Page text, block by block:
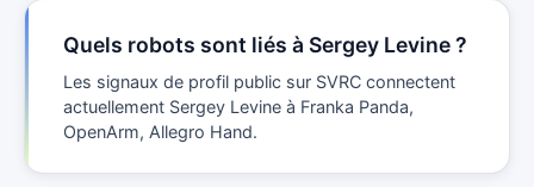
Quels robots sont liés à Sergey Levine ?
Les signaux de profil public sur SVRC connectent
actuellement Sergey Levine à Franka Panda,
OpenArm, Allegro Hand.